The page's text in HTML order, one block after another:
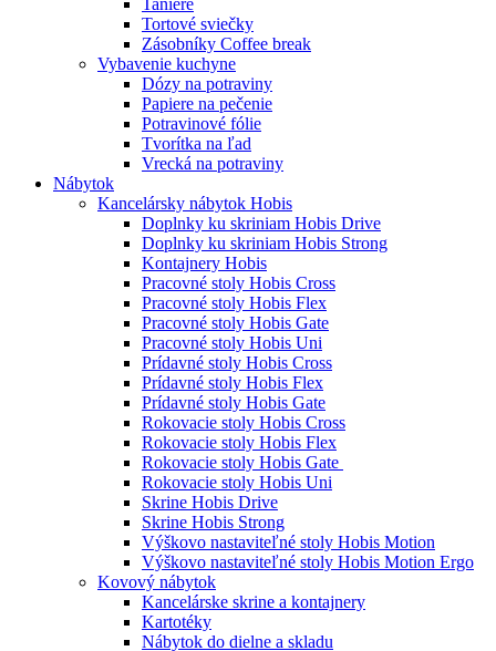
Taniere
Tortové sviečky
Zásobníky Coffee break
Vybavenie kuchyne
Dózy na potraviny
Papiere na pečenie
Potravinové fólie
Tvorítka na ľad
Vrecká na potraviny
Nábytok
Kancelársky nábytok Hobis
Doplnky ku skriniam Hobis Drive
Doplnky ku skriniam Hobis Strong
Kontajnery Hobis
Pracovné stoly Hobis Cross
Pracovné stoly Hobis Flex
Pracovné stoly Hobis Gate
Pracovné stoly Hobis Uni
Prídavné stoly Hobis Cross
Prídavné stoly Hobis Flex
Prídavné stoly Hobis Gate
Rokovacie stoly Hobis Cross
Rokovacie stoly Hobis Flex
Rokovacie stoly Hobis Gate
Rokovacie stoly Hobis Uni
Skrine Hobis Drive
Skrine Hobis Strong
Výškovo nastaviteľné stoly Hobis Motion
Výškovo nastaviteľné stoly Hobis Motion Ergo
Kovový nábytok
Kancelárske skrine a kontajnery
Kartotéky
Nábytok do dielne a skladu